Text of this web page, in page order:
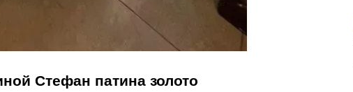
Стефан патина золото